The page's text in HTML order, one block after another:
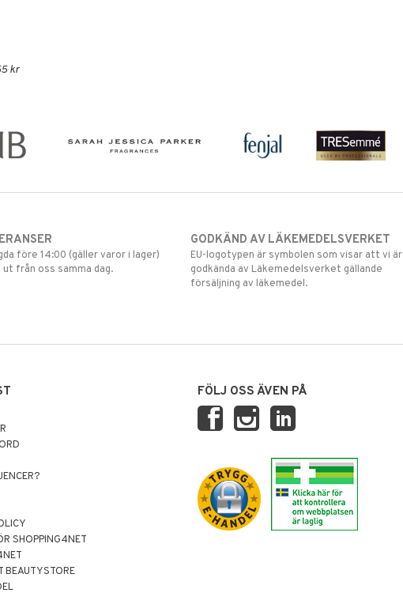
kr
före 14:00 (gäller varor i lager)
från oss samma dag.
GODKÄND AV LÄKEMEDELSVERKET
EU-logotypen är symbolen som visar att vi är
godkända av Läkemedelsverket gällande
försäljning av läkemedel.
SHOPPING4NET
BEAUTYSTORE
FÖLJ OSS ÄVEN PÅ